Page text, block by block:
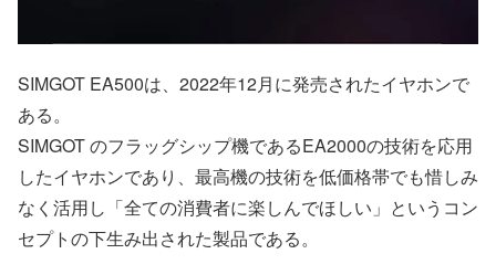
SIMGOT EA500は、2022年12月に発売されたイヤホンで
ある。
SIMGOT のフラッグシップ機であるEA2000の技術を応用
したイヤホンであり、最高機の技術を低価格帯でも惜しみ
なく活用し「全ての消費者に楽しんでほしい」というコン
セプトの下生み出された製品である。